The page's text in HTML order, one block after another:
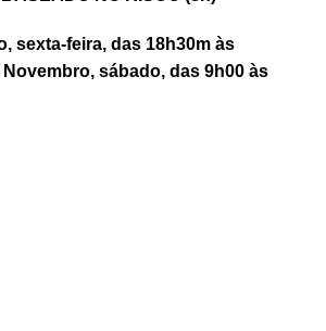
sexta-feira, das 18h30m às
Novembro, sábado, das 9h00 às